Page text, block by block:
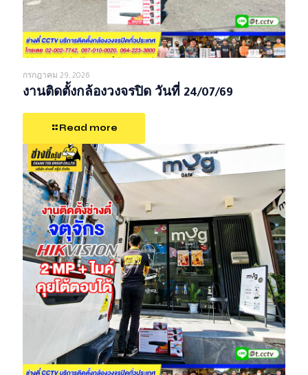
กรกฎาคม 29, 2026
งานติดตั้งกล้องวงจรปิด วันที่ 24/07/69
Read more